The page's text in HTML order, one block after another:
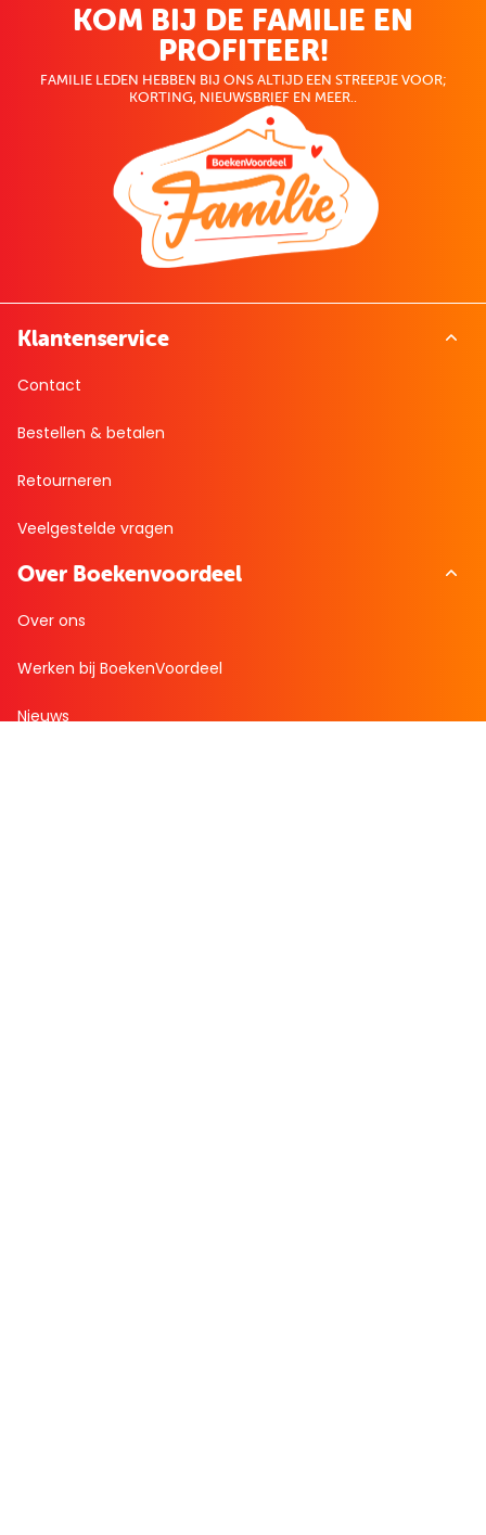
KOM BIJ DE FAMILIE EN
PROFITEER!
FAMILIE LEDEN HEBBEN BIJ ONS ALTIJD EEN STREEPJE VOOR;
KORTING, NIEUWSBRIEF EN MEER..
Klantenservice
Contact
Bestellen & betalen
Retourneren
Veelgestelde vragen
Over Boekenvoordeel
Over ons
Werken bij BoekenVoordeel
Nieuws